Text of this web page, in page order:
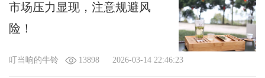
市场压力显现，注意规避风
险！
叮当响的牛铃 13898 2026-03-14 22:46:23